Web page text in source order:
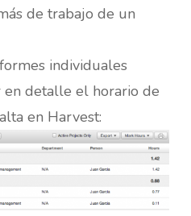
de trabajo de un
individuales
en detalle el horario de
en Harvest: